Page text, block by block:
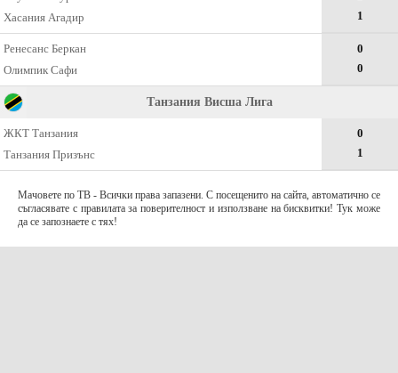
Хасания Агадир
1
Ренесанс Беркан
Олимпик Сафи
0
0
Танзания Висша Лига
ЖКТ Танзания
Танзания Призънс
0
1
Мачовете по ТВ - Всички права запазени. С посещенито на сайта, автоматично се
съгласявате с правилата за поверителност и използване на бисквитки! Тук може
да се запознаете с тях!